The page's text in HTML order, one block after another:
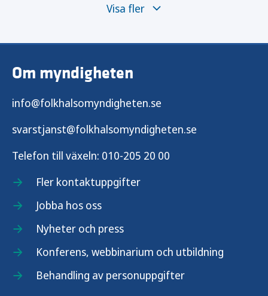
Spel om pengar – förebyggande arbete
ANDTS och brottsförebyggande arbete
Risk- och skyddsfaktorer för ANTS
Lyckas med ANDTS-prevention med
snabbguidens modell
Samhällsekonomiska vinster av
arbete
Visa fler
Om myndigheten
info@folkhalsomyndigheten.se
svarstjanst@folkhalsomyndigheten.se
Telefon till växeln: 010-205 20 00
Fler kontaktuppgifter
Jobba hos oss
Nyheter och press
Konferens, webbinarium och utbildning
Behandling av personuppgifter